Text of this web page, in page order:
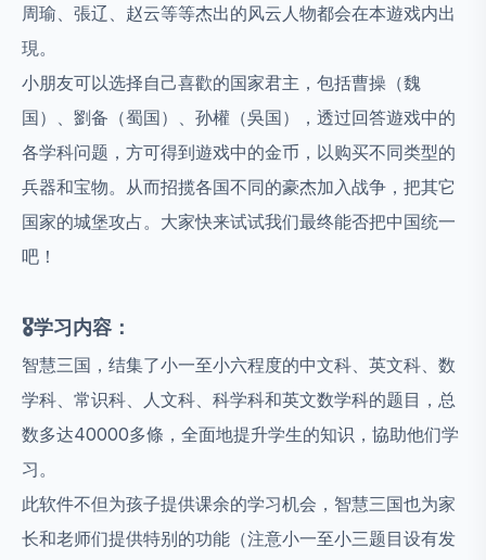
周瑜、張辽、赵云等等杰出的风云人物都会在本遊戏内出
現。
小朋友可以选择自己喜歡的国家君主，包括曹操（魏
国）、劉备（蜀国）、孙權（吳国），透过回答遊戏中的
各学科问题，方可得到遊戏中的金币，以购买不同类型的
兵器和宝物。从而招揽各国不同的豪杰加入战争，把其它
国家的城堡攻占。大家快来试试我们最终能否把中国统一
吧！
🎖️学习内容：
智慧三国，结集了小一至小六程度的中文科、英文科、数
学科、常识科、人文科、科学科和英文数学科的题目，总
数多达40000多條，全面地提升学生的知识，協助他们学
习。
此软件不但为孩子提供课余的学习机会，智慧三国也为家
长和老师们提供特别的功能（注意小一至小三题目设有发